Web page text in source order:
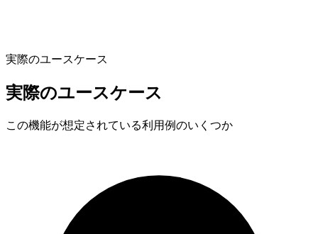
Want to learn more? Read the full guide →
実際のユースケース
実際のユースケース
この機能が想定されている利用例のいくつか